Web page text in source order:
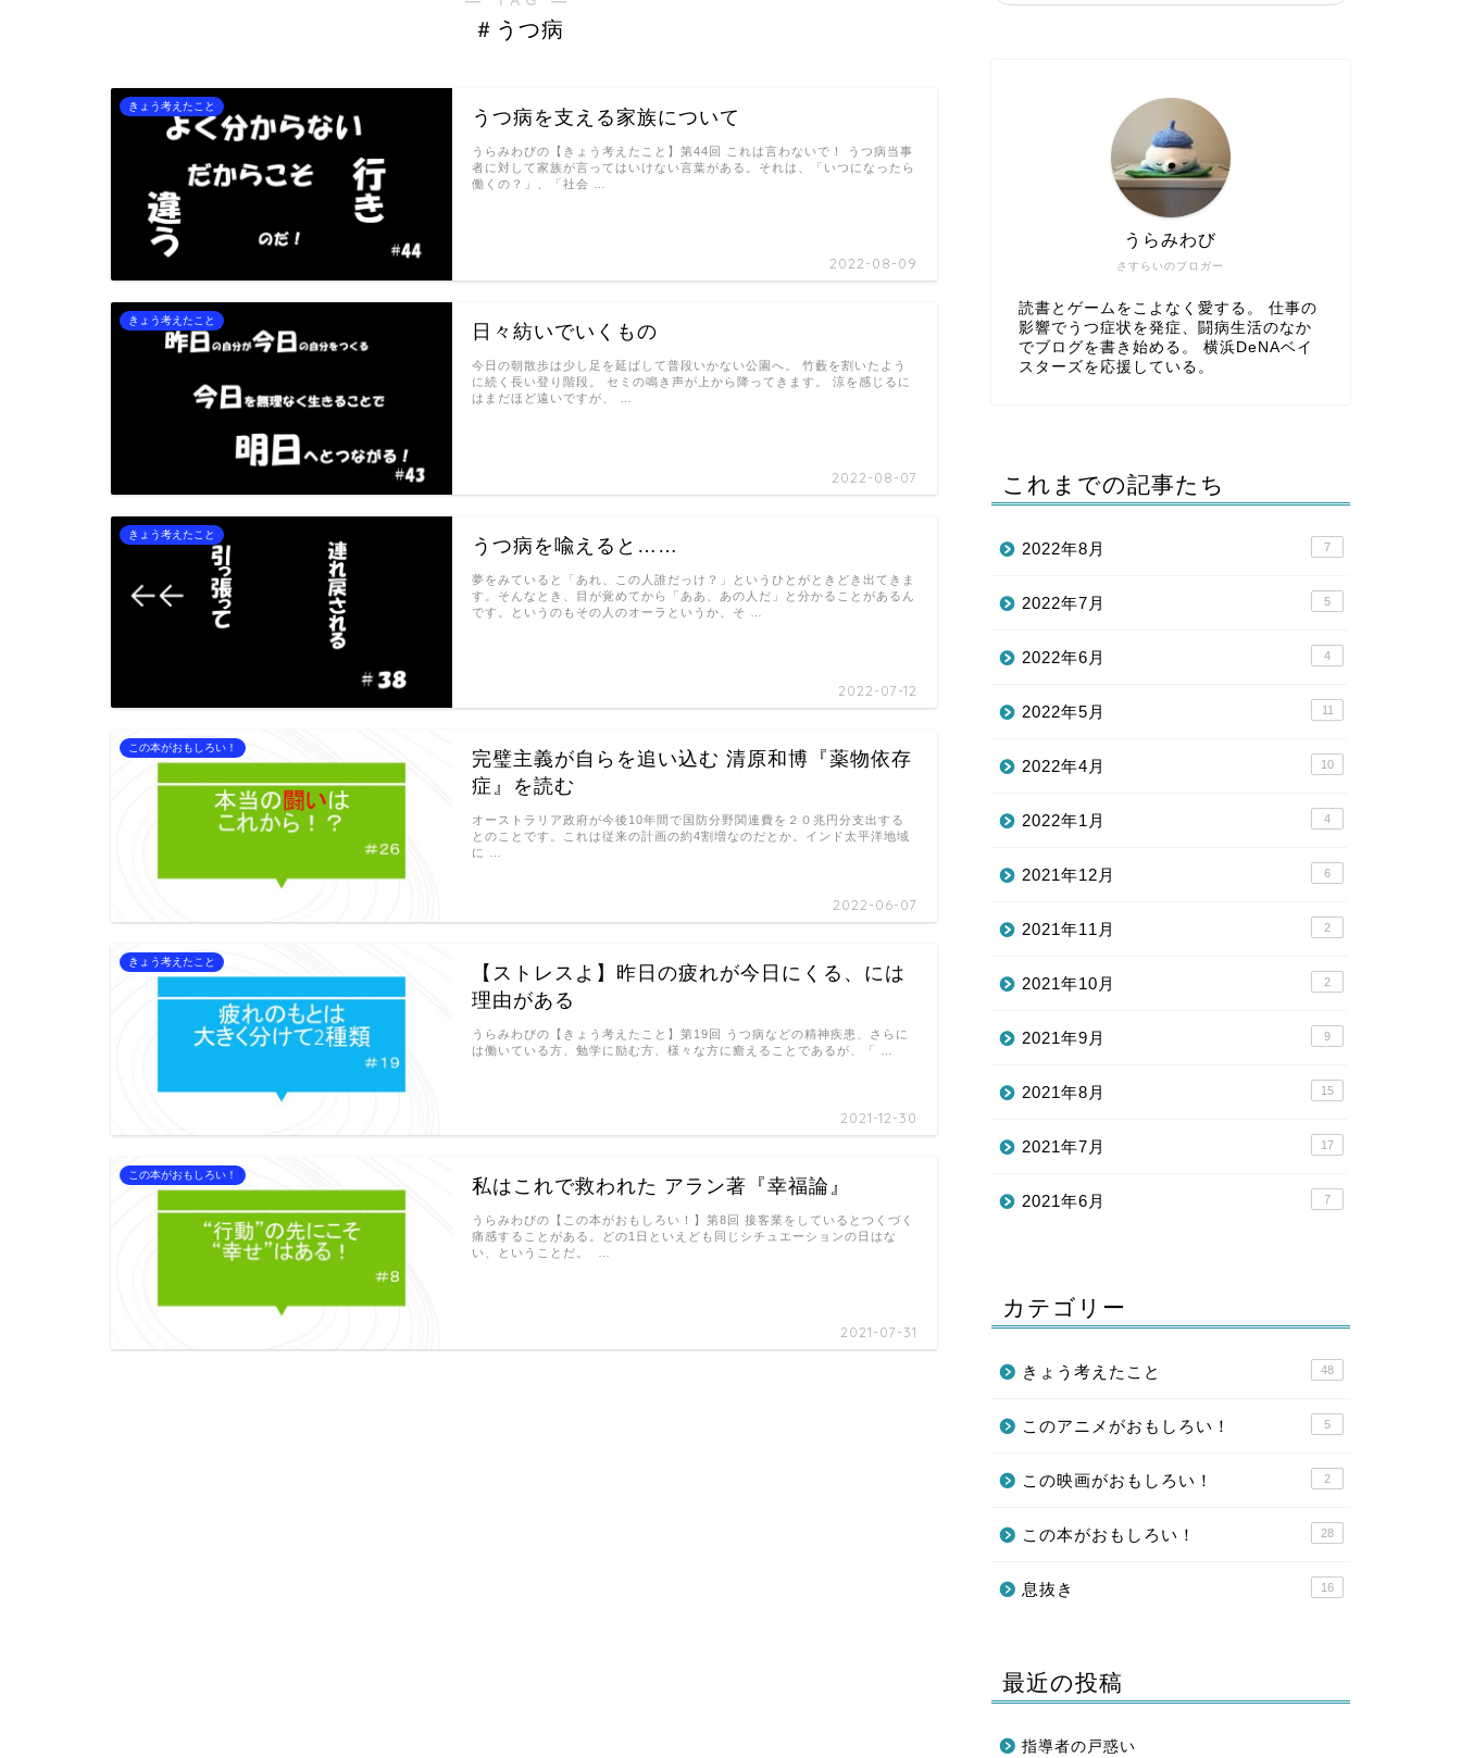
＃うつ病
きょう考えたこと
うつ病を支える家族について
2022-08-09
うらみわびの【きょう考えたこと】第44回 これは言わないで！ うつ病当事
者に対して家族が言ってはいけない言葉がある。それは、「いつになったら
働くの？」、「社会 …
きょう考えたこと
日々紡いでいくもの
2022-08-07
今日の朝散歩は少し足を延ばして普段いかない公園へ。 竹藪を割いたよう
に続く長い登り階段。 セミの鳴き声が上から降ってきます。 涼を感じるに
はまだほど遠いですが、 …
きょう考えたこと
うつ病を喩えると……
2022-07-12
夢をみていると「あれ、この人誰だっけ？」というひとがときどき出てきま
す。そんなとき、目が覚めてから「ああ、あの人だ」と分かることがあるん
です。というのもその人のオーラというか、そ …
この本がおもしろい！
完璧主義が自らを追い込む 清原和博『薬物依存
症』を読む
2022-06-07
オーストラリア政府が今後10年間で国防分野関連費を２０兆円分支出する
とのことです。これは従来の計画の約4割増なのだとか。インド太平洋地域
に …
きょう考えたこと
【ストレスよ】昨日の疲れが今日にくる、には
理由がある
2021-12-30
うらみわびの【きょう考えたこと】第19回 うつ病などの精神疾患、さらに
は働いている方、勉学に励む方、様々な方に癒えることであるが、「 …
この本がおもしろい！
私はこれで救われた アラン著『幸福論』
2021-07-31
うらみわびの【この本がおもしろい！】第8回 接客業をしているとつくづく
痛感することがある。どの1日といえども同じシチュエーションの日はな
い、ということだ。 …
さすらいのブロガー
うらみわび
読書とゲームをこよなく愛する。 仕事の
影響でうつ症状を発症、闘病生活のなか
でブログを書き始める。 横浜DeNAベイ
スターズを応援している。
これまでの記事たち
2022年8月 7
2022年7月 5
2022年6月 4
2022年5月 11
2022年4月 10
2022年1月 4
2021年12月 6
2021年11月 2
2021年10月 2
2021年9月 9
2021年8月 15
2021年7月 17
2021年6月 7
カテゴリー
きょう考えたこと 48
このアニメがおもしろい！ 5
この映画がおもしろい！ 2
この本がおもしろい！ 28
息抜き 16
最近の投稿
指導者の戸惑い